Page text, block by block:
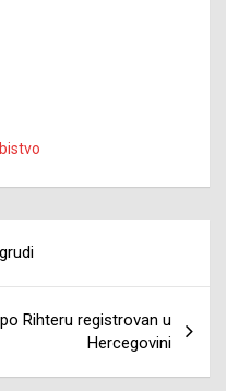
Rihteru registrovan u
Hercegovini